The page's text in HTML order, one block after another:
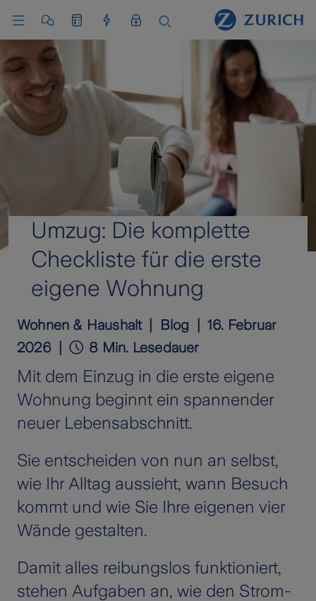
Umzug: Die komplette
Checkliste für die erste
eigene Wohnung
Wohnen & Haushalt Blog
16. Februar
2026
8 Min. Lesedauer
Mit dem Einzug in die erste eigene
Wohnung beginnt ein spannender
neuer Lebensabschnitt.
Sie entscheiden von nun an selbst,
wie Ihr Alltag aussieht, wann Besuch
kommt und wie Sie Ihre eigenen vier
Wände gestalten.
Damit alles reibungslos funktioniert,
stehen Aufgaben an, wie den Strom-